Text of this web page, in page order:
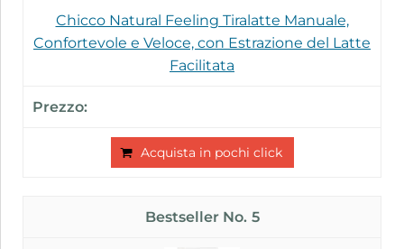
Chicco Natural Feeling Tiralatte Manuale,
Confortevole e Veloce, con Estrazione del Latte
Facilitata
Acquista in pochi click
5